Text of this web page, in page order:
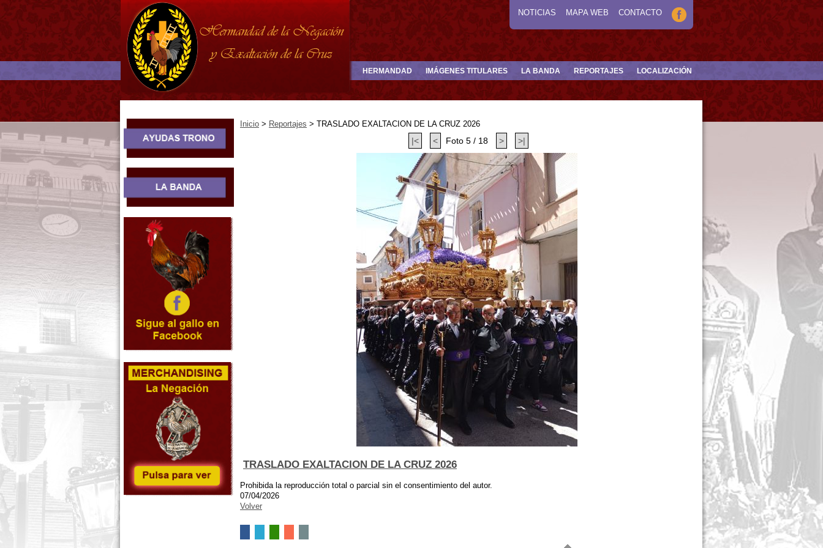
NOTICIAS MAPA WEB CONTACTO
HERMANDAD IMÁGENES TITULARES LA BANDA REPORTAJES LOCALIZACIÓN
Inicio > Reportajes > TRASLADO EXALTACION DE LA CRUZ 2026
|< < Foto 5 / 18 > >|
TRASLADO EXALTACION DE LA CRUZ 2026
Prohibida la reproducción total o parcial sin el consentimiento del autor.
07/04/2026
Volver